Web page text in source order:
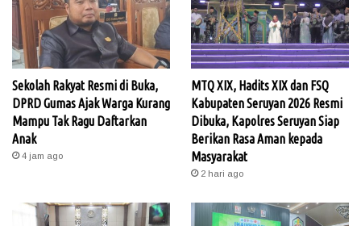
Sekolah Rakyat Resmi di Buka,
DPRD Gumas Ajak Warga Kurang
Mampu Tak Ragu Daftarkan
Anak
4 jam ago
MTQ XIX, Hadits XIX dan FSQ
Kabupaten Seruyan 2026 Resmi
Dibuka, Kapolres Seruyan Siap
Berikan Rasa Aman kepada
Masyarakat
2 hari ago